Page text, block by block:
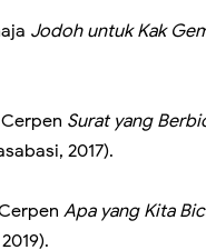
Jodoh untuk Kak
Surat yang
2017).
Apa yang Kita